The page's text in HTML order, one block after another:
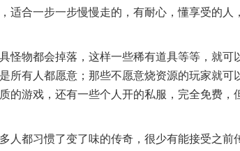
适合一步一步慢慢走的，有耐心，懂享受的人
怪物都会掉落，这样一些稀有道具等等，就可
所有人都愿意；那些不愿意烧资源的玩家就可
的游戏，还有一些个人开的私服，完全免费，
人都习惯了变了味的传奇，很少有能接受之前